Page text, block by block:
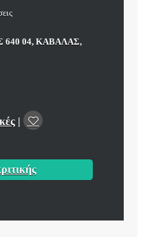
04, ΚΑΒΑΛΑΣ,
|